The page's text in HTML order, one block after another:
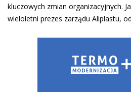
kluczowych zmian organizacyjnych.
wieloletni prezes zarządu Aliplastu,